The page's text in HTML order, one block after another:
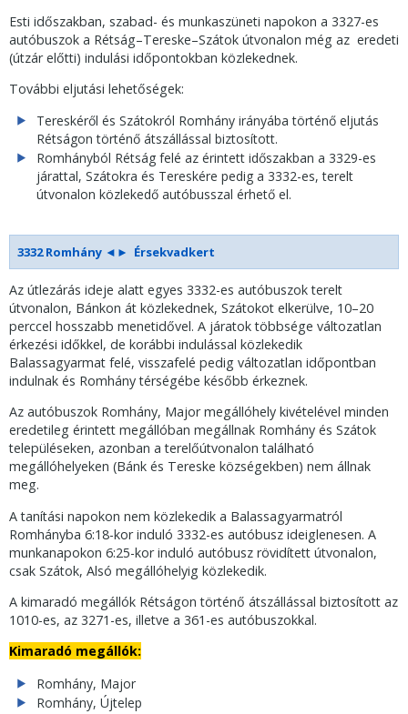
Esti időszakban, szabad- és munkaszüneti napokon a 3327-es
autóbuszok a Rétság–Tereske–Szátok útvonalon még az eredeti
(útzár előtti) indulási időpontokban közlekednek.
További eljutási lehetőségek:
Tereskéről és Szátokról Romhány irányába történő eljutás
Rétságon történő átszállással biztosított.
Romhányból Rétság felé az érintett időszakban a 3329-es
járattal, Szátokra és Tereskére pedig a 3332-es, terelt
útvonalon közlekedő autóbusszal érhető el.
3332 Romhány ◄► Érsekvadkert
Az útlezárás ideje alatt egyes 3332-es autóbuszok terelt
útvonalon, Bánkon át közlekednek, Szátokot elkerülve, 10–20
perccel hosszabb menetidővel. A járatok többsége változatlan
érkezési időkkel, de korábbi indulással közlekedik
Balassagyarmat felé, visszafelé pedig változatlan időpontban
indulnak és Romhány térségébe később érkeznek.
Az autóbuszok Romhány, Major megállóhely kivételével minden
eredetileg érintett megállóban megállnak Romhány és Szátok
településeken, azonban a terelőútvonalon található
megállóhelyeken (Bánk és Tereske községekben) nem állnak
meg.
A tanítási napokon nem közlekedik a Balassagyarmatról
Romhányba 6:18-kor induló 3332-es autóbusz ideiglenesen. A
munkanapokon 6:25-kor induló autóbusz rövidített útvonalon,
csak Szátok, Alsó megállóhelyig közlekedik.
A kimaradó megállók Rétságon történő átszállással biztosított az
1010-es, az 3271-es, illetve a 361-es autóbuszokkal.
Kimaradó megállók:
Romhány, Major
Romhány, Újtelep